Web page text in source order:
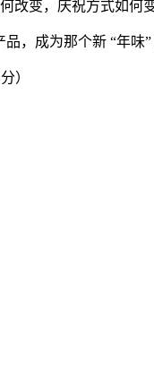
改变，庆祝方式如何
，成为那个新 “年味”
）